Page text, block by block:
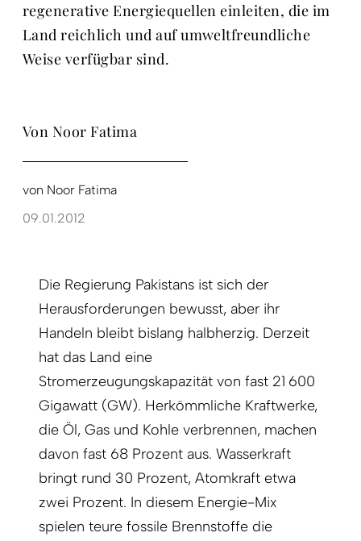
regenerative Energiequellen einleiten, die im
Land reichlich und auf umweltfreundliche
Weise verfügbar sind.
Von Noor Fatima
von Noor Fatima
09.01.2012
Die Regierung Pakistans ist sich der
Herausforderungen bewusst, aber ihr
Handeln bleibt bislang halbherzig. Derzeit
hat das Land eine
Stromerzeugungskapazität von fast 21 600
Gigawatt (GW). Herkömmliche Kraftwerke,
die Öl, Gas und Kohle verbrennen, machen
davon fast 68 Prozent aus. Wasserkraft
bringt rund 30 Prozent, Atomkraft etwa
zwei Prozent. In diesem Energie-Mix
spielen teure fossile Brennstoffe die